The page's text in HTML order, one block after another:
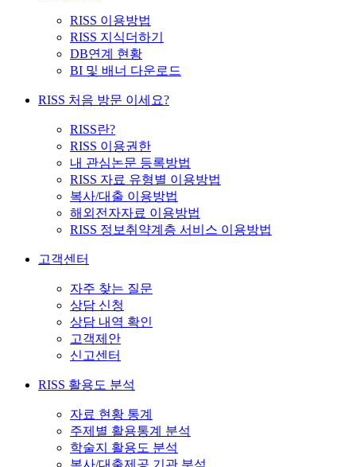
RISS 이용방법
RISS 지식더하기
DB연계 현황
BI 및 배너 다운로드
RISS 처음 방문 이세요?
RISS란?
RISS 이용권한
내 관심논문 등록방법
RISS 자료 유형별 이용방법
복사/대출 이용방법
해외전자자료 이용방법
RISS 정보취약계층 서비스 이용방법
고객센터
자주 찾는 질문
상담 신청
상담 내역 확인
고객제안
신고센터
RISS 활용도 분석
자료 현황 통계
주제별 활용통계 분석
학술지 활용도 분석
복사/대출제공 기관 분석